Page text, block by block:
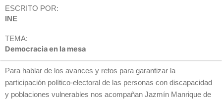
ESCRITO POR:
INE
TEMA:
Democracia en la mesa
Para hablar de los avances y retos para garantizar la
participación político-electoral de las personas con discapacidad
y poblaciones vulnerables nos acompañan Jazmín Manrique de